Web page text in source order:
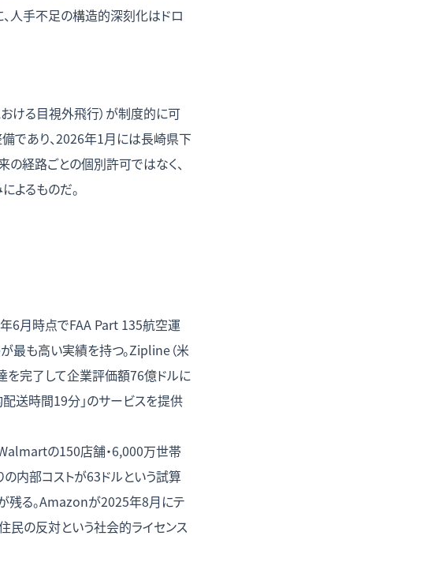
、人手不足の構造的深刻化はドロ
ける目視外飛行）が制度的に可
であり、2026年1月には長崎県下
の経路ごとの個別許可ではなく、
よるものだ。
6月時点でFAA Part 135航空運
最も高い実績を持つ。Zipline（米
を完了して企業評価額76億ドルに
配送時間19分」のサービスを提供
の150店舗・6,000万世帯
内部コストが63ドルという試算
残る。Amazonが2025年8月にテ
民の反対という社会的ライセンス